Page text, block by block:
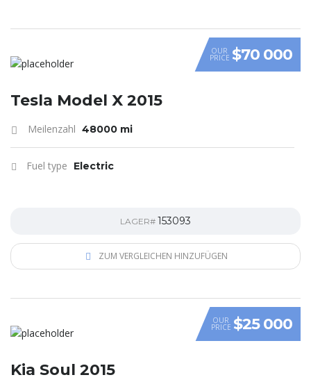
OUR
PRICE $70 000
Tesla Model X 2015
Meilenzahl 48000 mi
Fuel type Electric
LAGER# 153093
ZUM VERGLEICHEN HINZUFÜGEN
VIDEO
OUR
PRICE $25 000
Kia Soul 2015